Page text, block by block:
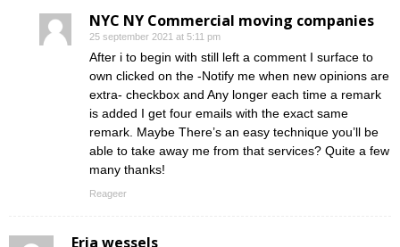
NYC NY Commercial moving companies
25 september 2021 at 5:11 pm
After i to begin with still left a comment I surface to
own clicked on the -Notify me when new opinions are
extra- checkbox and Any longer each time a remark
is added I get four emails with the exact same
remark. Maybe There’s an easy technique you’ll be
able to take away me from that services? Quite a few
many thanks!
Reageer
Eria wessels